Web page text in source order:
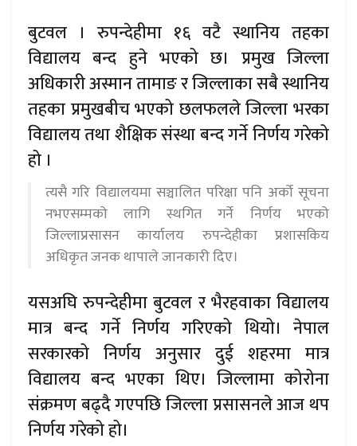
बुटवल । रुपन्देहीमा १६ वटै स्थानिय तहका
विद्यालय बन्द हुने भएको छ। प्रमुख जिल्ला
अधिकारी अस्मान तामाङ र जिल्लाका सबै स्थानिय
तहका प्रमुखबीच भएको छलफलले जिल्ला भरका
विद्यालय तथा शैक्षिक संस्था बन्द गर्ने निर्णय गरेको
हो ।
त्यसै गरि विद्यालयमा सञ्चालित परिक्षा पनि अर्को सूचना
नभएसम्मको लागि स्थगित गर्ने निर्णय भएको
जिल्लाप्रसासन कार्यालय रुपन्देहीका प्रशासकिय
अधिकृत जनक थापाले जानकारी दिए।
यसअघि रुपन्देहीमा बुटवल र भैरहवाका विद्यालय
मात्र बन्द गर्ने निर्णय गरिएको थियो। नेपाल
सरकारको निर्णय अनुसार दुई शहरमा मात्र
विद्यालय बन्द भएका थिए। जिल्लामा कोरोना
संक्रमण बढ्दै गएपछि जिल्ला प्रसासनले आज थप
निर्णय गरेको हो।